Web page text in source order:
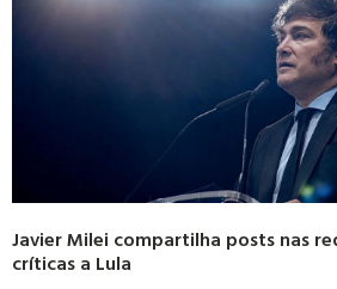
Javier Milei compartilha posts nas
críticas a Lula